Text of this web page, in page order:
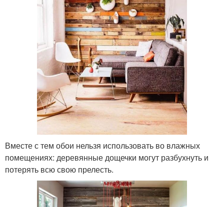
Вместе с тем обои нельзя использовать во влажных
помещениях: деревянные дощечки могут разбухнуть и
потерять всю свою прелесть.